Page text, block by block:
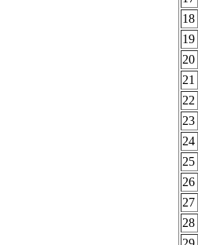
18
19
20
21
22
23
24
25
26
27
28